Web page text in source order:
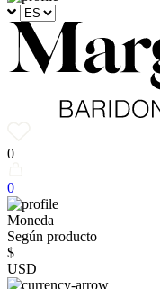
0
0
Moneda
Según producto
$
USD